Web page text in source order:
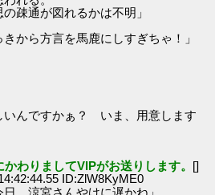
が図れるかは不明」
から方言を馬鹿にしすぎちゃ！」
いんですかぁ？ いま、用意します
かわりましてVIPがお送りします。 []
ID:ZlW8KyME0
、涼宮さんやけに遅かね」